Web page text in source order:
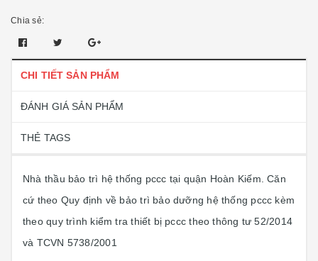
Chia sẻ:
CHI TIẾT SẢN PHẨM
ĐÁNH GIÁ SẢN PHẨM
THẺ TAGS
Nhà thầu bảo trì hệ thống pccc tại quận Hoàn Kiếm. Căn
cứ theo Quy định về bảo trì bảo dưỡng hệ thống pccc kèm
theo quy trình kiểm tra thiết bị pccc theo thông tư 52/2014
và TCVN 5738/2001